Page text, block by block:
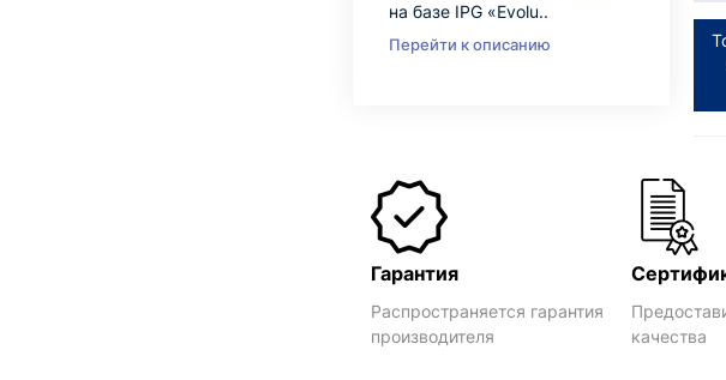
на базе IPG «Evolu..
Перейти к описанию
Гарантия
Распространяется гарантия
производителя
качества